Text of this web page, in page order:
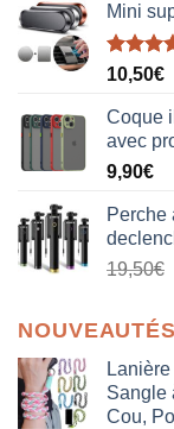
Mini
Note
10,50€
Coque
avec
9,90€
Perche
19,50€
NOUVEAUTÉS
Sangle
Cou,